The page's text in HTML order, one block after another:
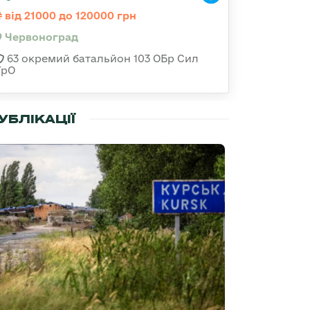
від 21000 до 120000 грн
Червоноград
63 окремий батальйон 103 ОБр Сил